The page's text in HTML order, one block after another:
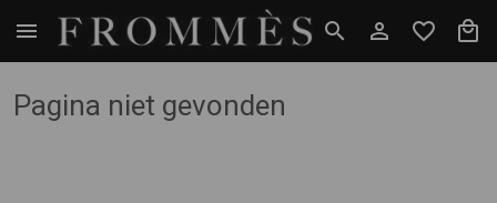
Pagina niet gevonden